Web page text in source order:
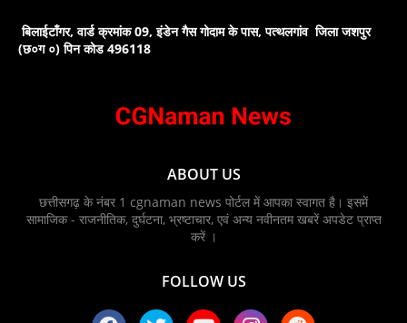
बिलाईटाँगर, वार्ड क्रमांक 09, इंडेन गैस गोदाम के पास, पत्थलगांव जिला जशपुर
(छ०ग ०) पिन कोड 496118
ABOUT US
छत्तीसगढ़ के नंबर 1 cgnaman news पोर्टल में आपका स्वागत है। इसमें
सामाजिक - राजनीतिक, दुर्घटना, भ्रष्टाचार, एवं अन्य नवीनतम खबरें अपडेट प्राप्त
करें ।
FOLLOW US